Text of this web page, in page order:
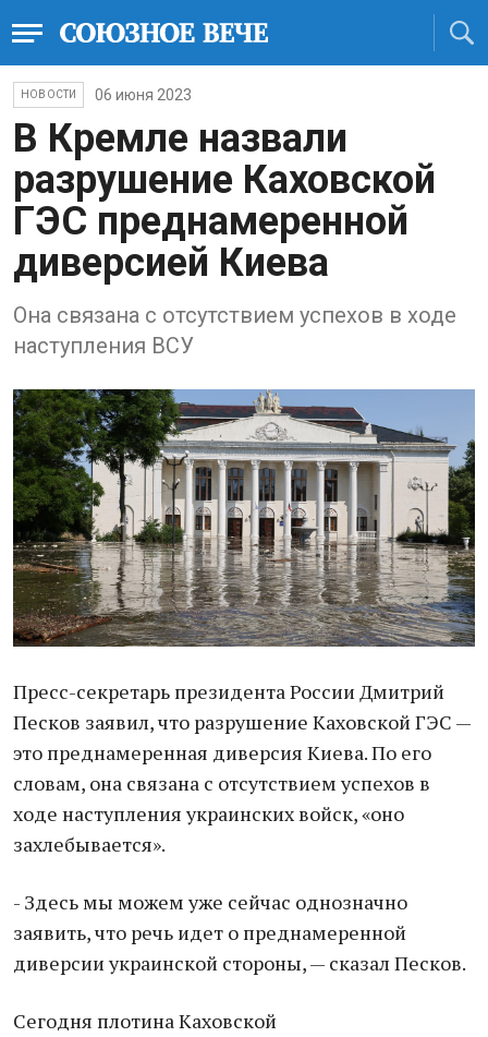
НОВОСТИ 06 июня 2023
В Кремле назвали
разрушение Каховской
ГЭС преднамеренной
диверсией Киева
Она связана с отсутствием успехов в ходе
наступления ВСУ
Пресс-секретарь президента России Дмитрий
Песков заявил, что разрушение Каховской ГЭС —
это преднамеренная диверсия Киева. По его
словам, она связана с отсутствием успехов в
ходе наступления украинских войск, «оно
захлебывается».
- Здесь мы можем уже сейчас однозначно
заявить, что речь идет о преднамеренной
диверсии украинской стороны, — сказал Песков.
Сегодня плотина Каховской